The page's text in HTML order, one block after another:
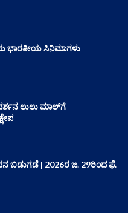
ಭಾರತೀಯ ಸಿನಿಮಾಗಳು
ಲುಲು ಮಾಲ್‌ಗೆ
ಬಿಡುಗಡೆ | 2026ರ ಜ. 29ರಿಂದ ಫೆ.